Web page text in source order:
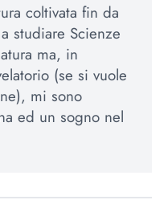
coltivata fin da
studiare Scienze
ma, in
(se si vuole
mi sono
ed un sogno nel